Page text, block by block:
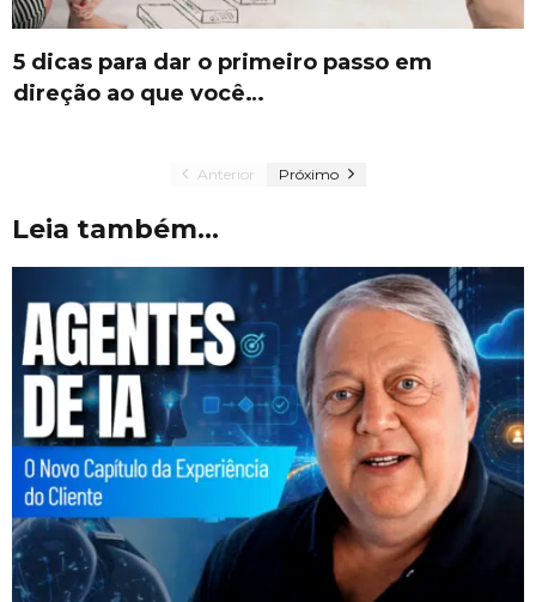
5 dicas para dar o primeiro passo em
direção ao que você…
Anterior Próximo
Leia também...